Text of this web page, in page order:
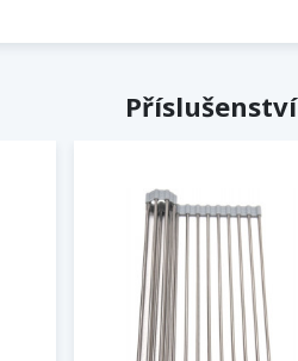
Příslušenství